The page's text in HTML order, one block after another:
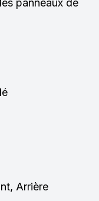
panneaux de
Arrière